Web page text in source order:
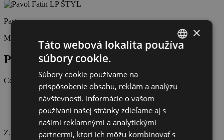
Partner
Montáž
Pavol Fatin LP ŠTÝL
Certifikácie
Školenie vo výrobnom závode Erkado
Školenie OTTIMO
Z. Nejedlého 1718/26, Levice
×
Táto webová lokalita používa
súbory cookie.
Súbory cookie používame na
prispôsobenie obsahu, reklám a analýzu
návštevnosti. Informácie o vašom
používaní našej stránky zdieľame aj s
našimi reklamnými a analytickými
partnermi, ktorí ich môžu kombinovať s